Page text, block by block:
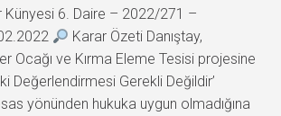
Künyesi 6. Daire – 2022/271 –
Karar Özeti Danıştay,
Ocağı ve Kırma Eleme Tesisi projesine
Değerlendirmesi Gerekli Değildir’
yönünden hukuka uygun olmadığına